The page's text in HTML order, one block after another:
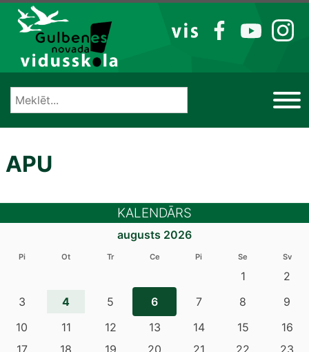
Izlaist
VIS
FB YT IG
APU
KALENDĀRS
augusts 2026
Pi Ot Tr Ce Pi Se Sv
1
2
3
4 5 6 7 8
9
10
11 12 13 14 15
16